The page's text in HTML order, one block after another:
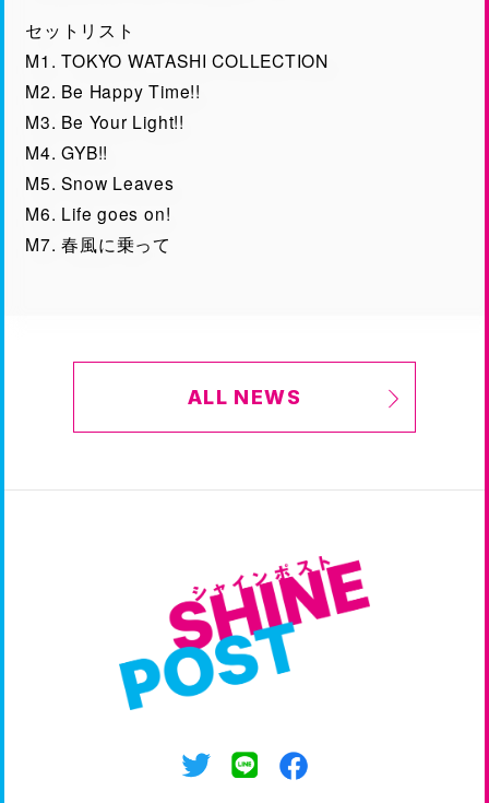
セットリスト
M1. TOKYO WATASHI COLLECTION
M2. Be Happy Time!!
M3. Be Your Light!!
M4. GYB!!
M5. Snow Leaves
M6. Life goes on!
M7. 春風に乗って
ALL NEWS